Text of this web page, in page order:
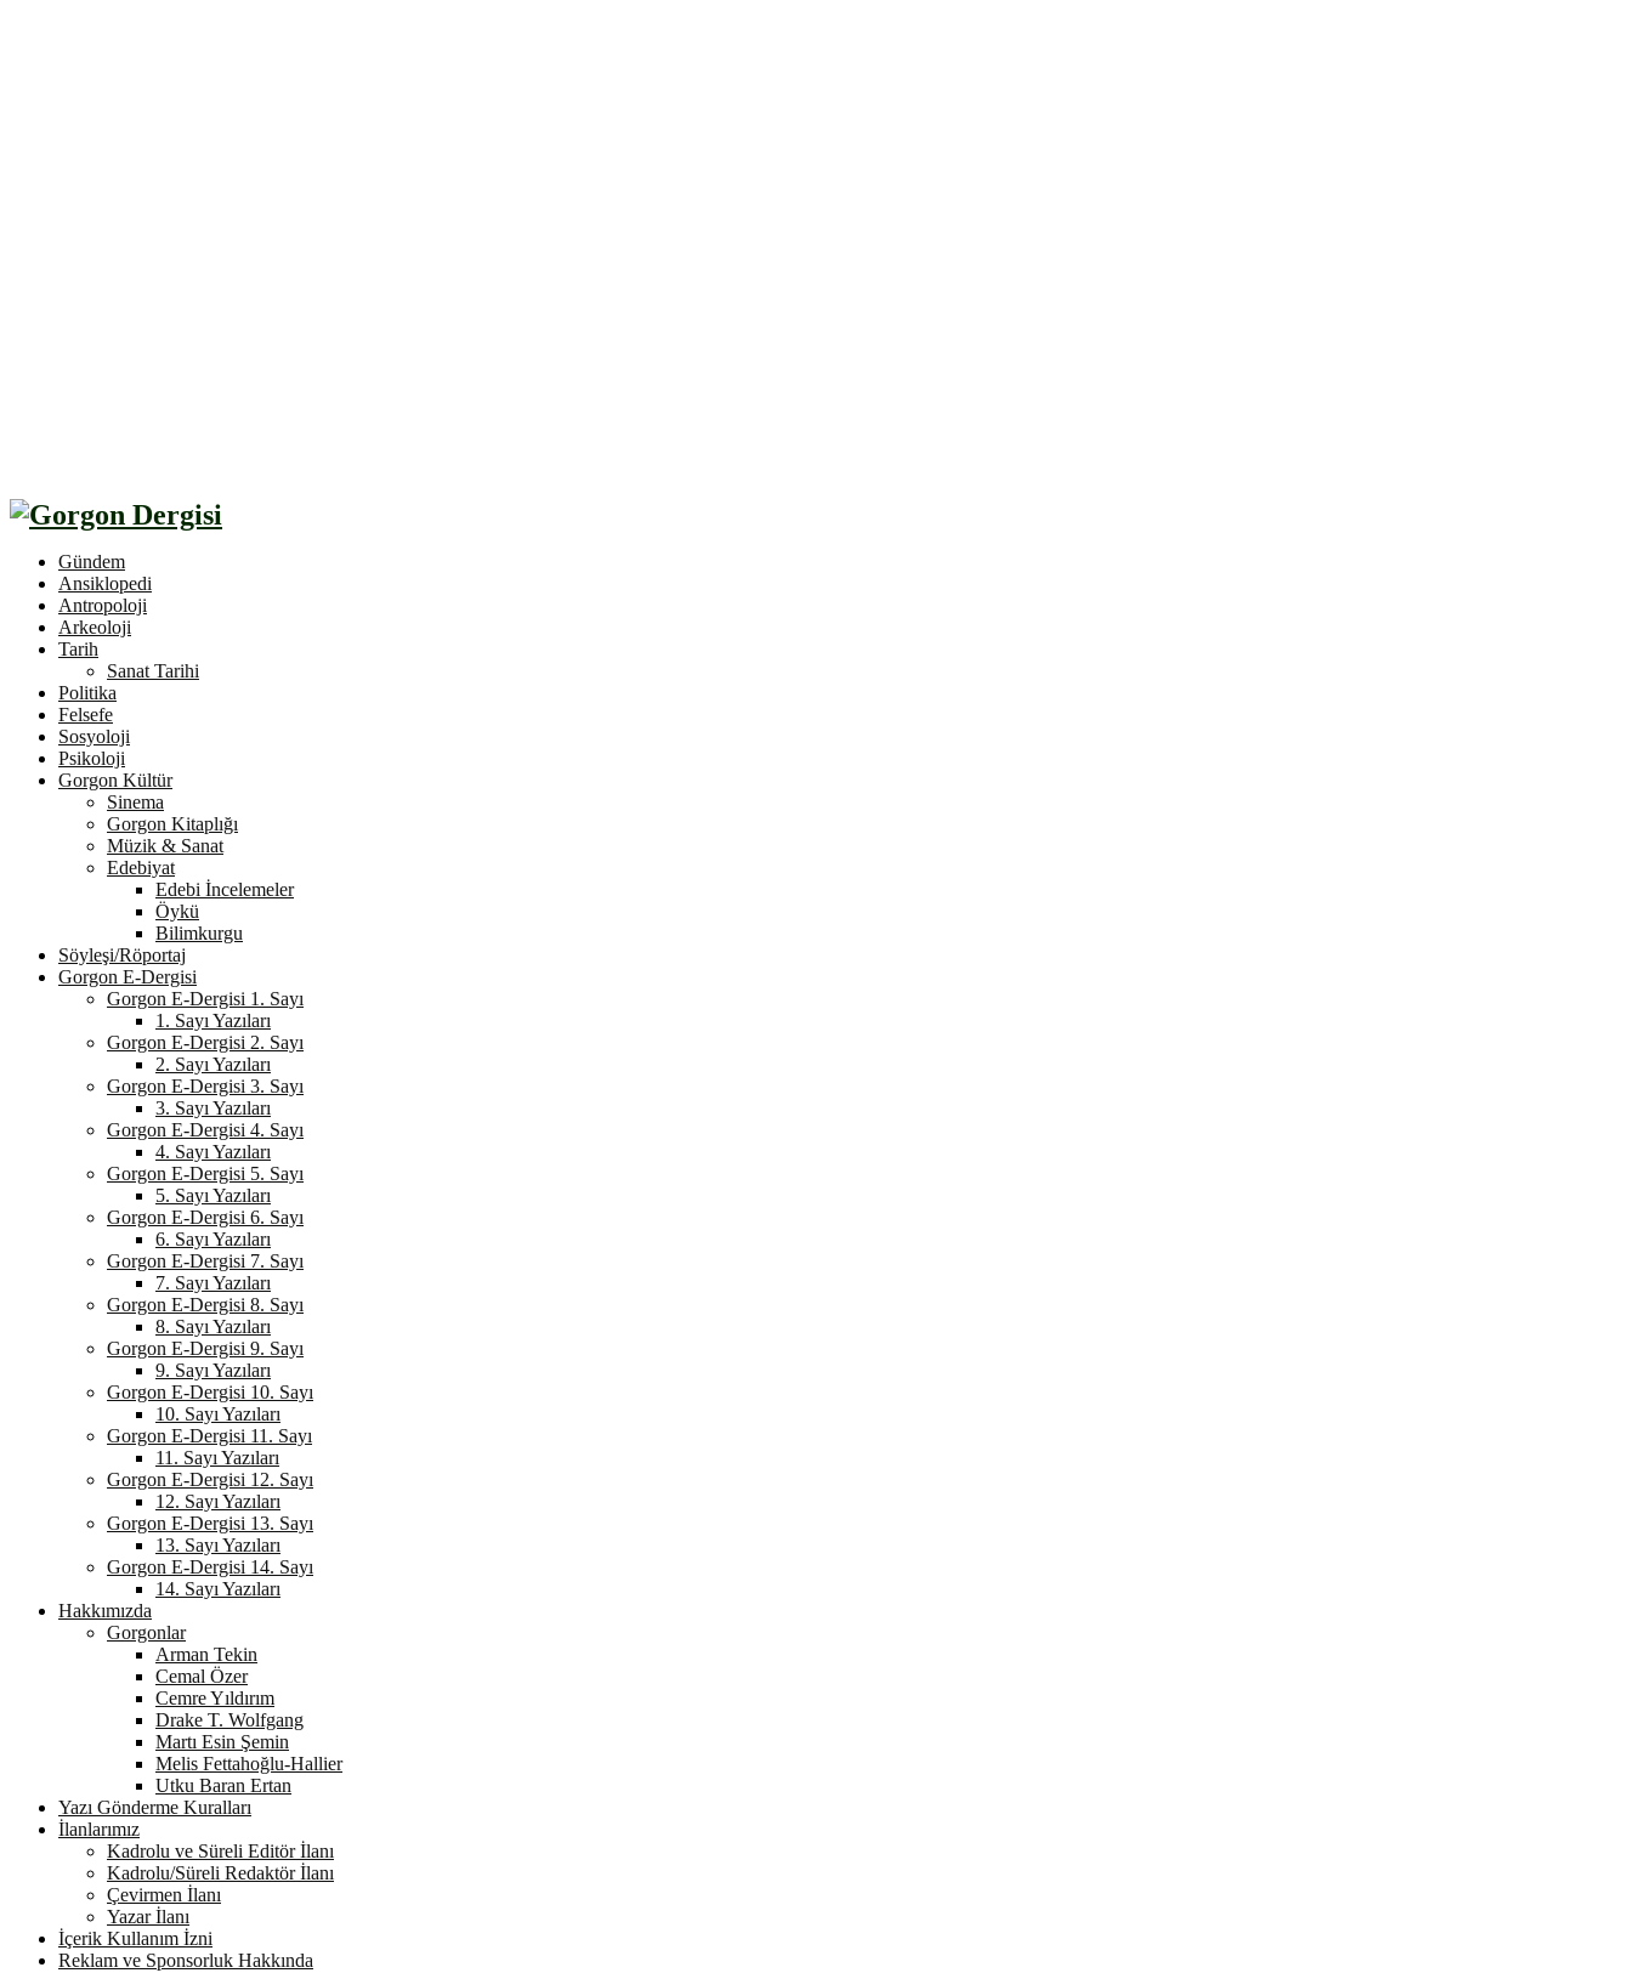
Gündem
Ansiklopedi
Antropoloji
Arkeoloji
Tarih
Sanat Tarihi
Politika
Felsefe
Sosyoloji
Psikoloji
Gorgon Kültür
Sinema
Gorgon Kitaplığı
Müzik & Sanat
Edebiyat
Edebi İncelemeler
Öykü
Bilimkurgu
Söyleşi/Röportaj
Gorgon E-Dergisi
Gorgon E-Dergisi 1. Sayı
1. Sayı Yazıları
Gorgon E-Dergisi 2. Sayı
2. Sayı Yazıları
Gorgon E-Dergisi 3. Sayı
3. Sayı Yazıları
Gorgon E-Dergisi 4. Sayı
4. Sayı Yazıları
Gorgon E-Dergisi 5. Sayı
5. Sayı Yazıları
Gorgon E-Dergisi 6. Sayı
6. Sayı Yazıları
Gorgon E-Dergisi 7. Sayı
7. Sayı Yazıları
Gorgon E-Dergisi 8. Sayı
8. Sayı Yazıları
Gorgon E-Dergisi 9. Sayı
9. Sayı Yazıları
Gorgon E-Dergisi 10. Sayı
10. Sayı Yazıları
Gorgon E-Dergisi 11. Sayı
11. Sayı Yazıları
Gorgon E-Dergisi 12. Sayı
12. Sayı Yazıları
Gorgon E-Dergisi 13. Sayı
13. Sayı Yazıları
Gorgon E-Dergisi 14. Sayı
14. Sayı Yazıları
Hakkımızda
Gorgonlar
Arman Tekin
Cemal Özer
Cemre Yıldırım
Drake T. Wolfgang
Martı Esin Şemin
Melis Fettahoğlu-Hallier
Utku Baran Ertan
Yazı Gönderme Kuralları
İlanlarımız
Kadrolu ve Süreli Editör İlanı
Kadrolu/Süreli Redaktör İlanı
Çevirmen İlanı
Yazar İlanı
İçerik Kullanım İzni
Reklam ve Sponsorluk Hakkında